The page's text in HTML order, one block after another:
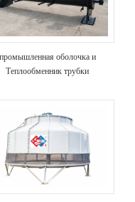
промышленная оболочка и
Теплообменник трубки